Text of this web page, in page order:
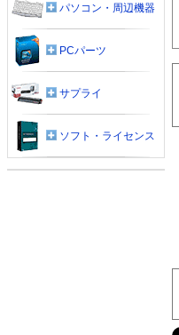
パソコン・周辺機器
PCパーツ
サプライ
ソフト・ライセンス